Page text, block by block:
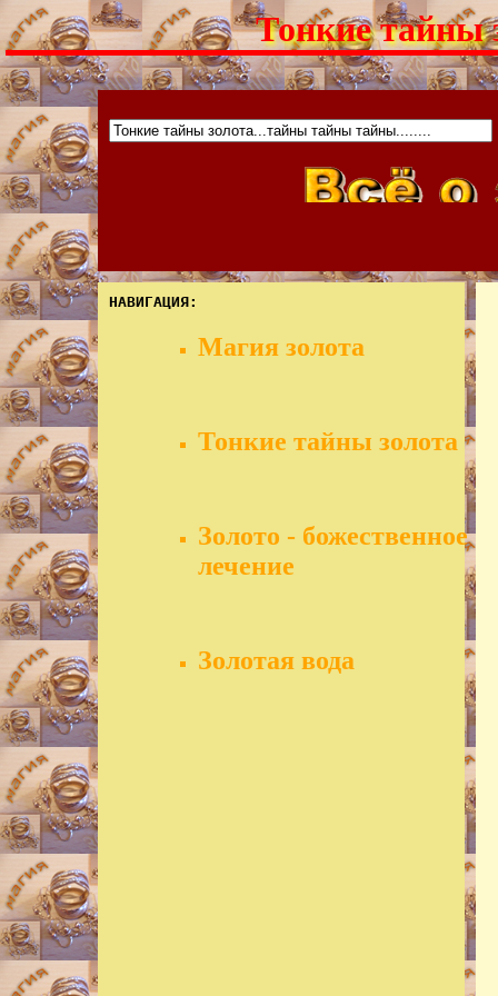
Тонкие тайны
НАВИГАЦИЯ:
Магия золота
Тонкие тайны золота
Золото - божественное
лечение
Золотая вода